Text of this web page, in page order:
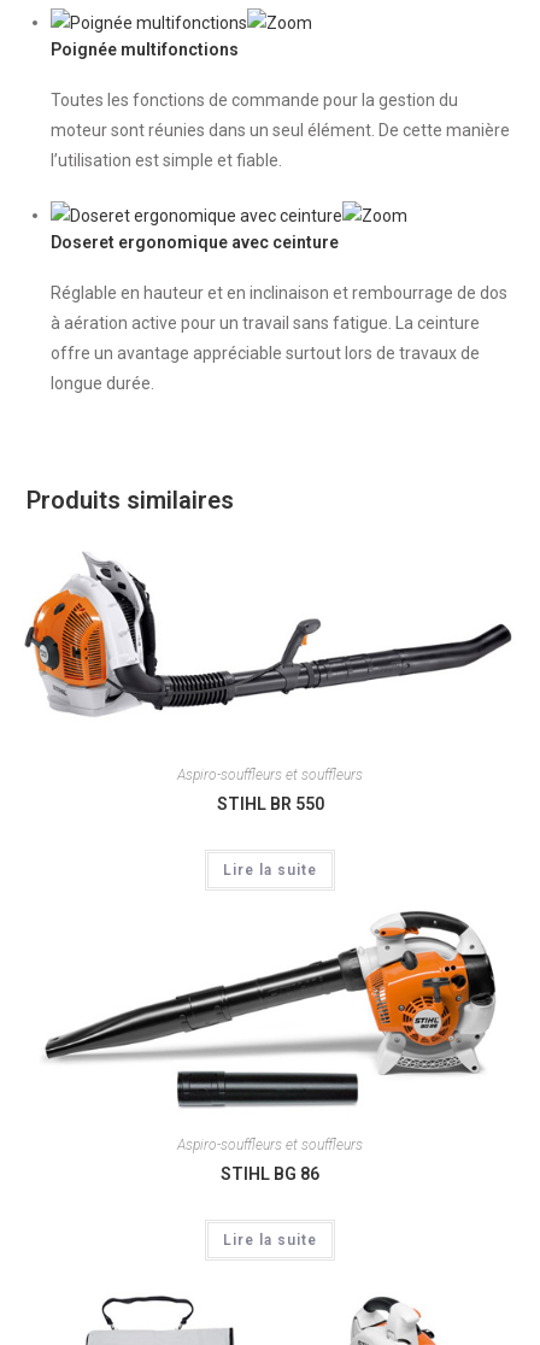
Poignée multifonctions
Toutes les fonctions de commande pour la gestion du
moteur sont réunies dans un seul élément. De cette manière
l’utilisation est simple et fiable.
Doseret ergonomique avec ceinture
Réglable en hauteur et en inclinaison et rembourrage de dos
à aération active pour un travail sans fatigue. La ceinture
offre un avantage appréciable surtout lors de travaux de
longue durée.
Produits similaires
Aspiro-souffleurs et souffleurs
STIHL BR 550
Lire la suite
Aspiro-souffleurs et souffleurs
STIHL BG 86
Lire la suite